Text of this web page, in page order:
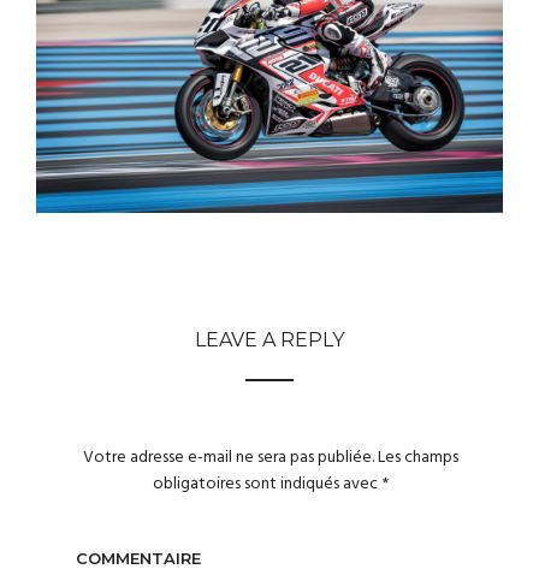
LEAVE A REPLY
Votre adresse e-mail ne sera pas publiée.Les champs
obligatoires sont indiqués avec*
COMMENTAIRE